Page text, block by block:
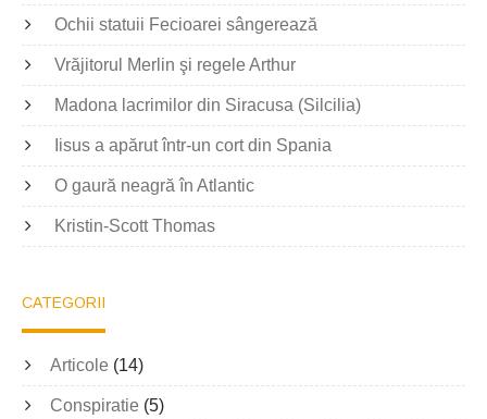
Ochii statuii Fecioarei sângerează
Vrăjitorul Merlin şi regele Arthur
Madona lacrimilor din Siracusa (Silcilia)
Iisus a apărut într-un cort din Spania
O gaură neagră în Atlantic
Kristin-Scott Thomas
CATEGORII
Articole (14)
Conspiratie (5)